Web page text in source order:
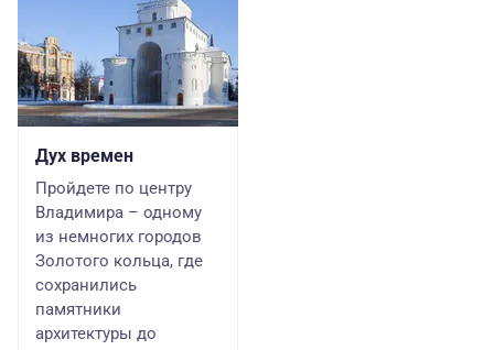
Дух времен
Пройдете по центру
Владимира – одному
из немногих городов
Золотого кольца, где
сохранились
памятники
архитектуры до